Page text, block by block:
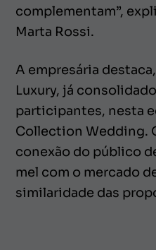
complementam”,
Marta Rossi.
A empresária
Luxury, já
participantes, nesta
Collection Wedding.
conexão do público
mel com o mercado
similaridade das